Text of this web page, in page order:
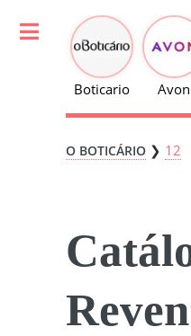
Boticario Avon
O BOTICÁRIO ❯ 12
Toggle